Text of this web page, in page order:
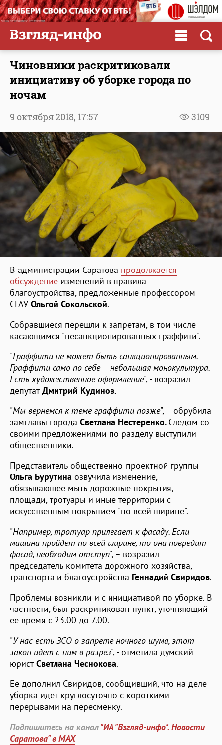
Чиновники раскритиковали
инициативу об уборке города по
ночам
3109
9 октября 2018, 17:57
В администрации Саратова продолжается
обсуждение изменений в правила
благоустройства, предложенные профессором
СГАУ Ольгой Сокольской.
Собравшиеся перешли к запретам, в том числе
касающимся "несанкционированных граффити".
"Граффити не может быть санкционированным.
Граффити само по себе – небольшая монокультура.
Есть художественное оформление", - возразил
депутатДмитрий Кудинов.
"Мы вернемся к теме граффити позже", – обрубила
замглавы города Светлана Нестеренко. Следом со
своими предложениями по разделу выступили
общественники.
Представитель общественно-проектной группы
Ольга Бурутина озвучила изменение,
обязывающее мыть дорожные покрытия,
площади, тротуары и иные территории с
искусственным покрытием "по всей ширине".
"Например, тротуар прилегает к фасаду. Если
машина пройдет по всей ширине, то она повредит
фасад, необходим отступ", – возразил
председатель комитета дорожного хозяйства,
транспорта и благоустройства Геннадий Свиридов.
Проблемы возникли и с инициативой по уборке. В
частности, был раскритикован пункт, уточняющий
ее время с 23.00 до 7.00.
"У нас есть ЗСО о запрете ночного шума, этот
закон идет с ним в разрез", - отметила думский
юристСветлана Чеснокова.
Ее дополнил Свиридов, сообщивший, что на деле
уборка идет круглосуточно с короткими
перерывами на пересменку.
Подпишитесь на канал"ИА "Взгляд-инфо". Новости
Саратова" в MAX